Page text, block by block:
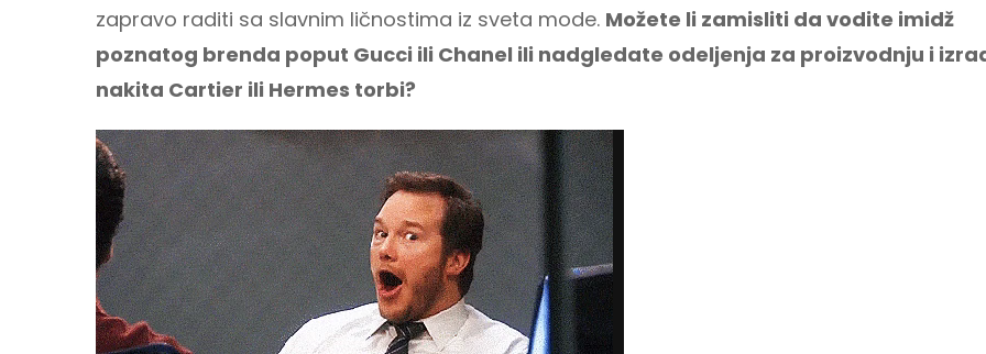
zapravo raditi sa slavnim ličnostima iz sveta mode. Možete li zamisliti da vodite imidž
poznatog brenda poput Gucci ili Chanel ili nadgledate odeljenja za proizvodnju i
nakita Cartier ili Hermes torbi?